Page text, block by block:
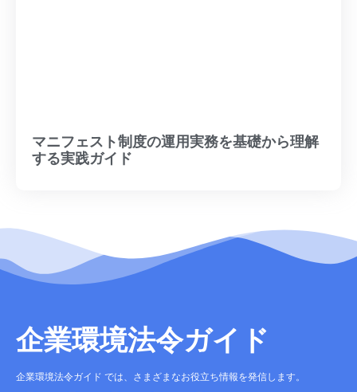
マニフェスト制度の運用実務を基礎から理解
する実践ガイド
企業環境法令ガイド
企業環境法令ガイド では、さまざまなお役立ち情報を発信します。